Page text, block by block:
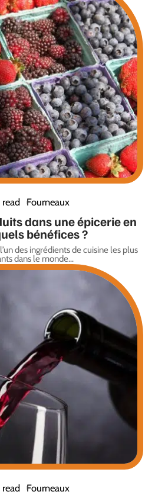
Fourneaux
dans une épicerie en
bénéfices ?
des ingrédients de cuisine les plus
dans le monde…
Fourneaux